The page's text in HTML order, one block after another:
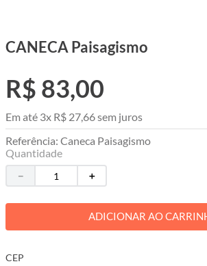
CANECA Paisagismo
R$ 83,00
Em até 3x R$ 27,66sem juros
Referência: Caneca Paisagismo
Quantidade
＋
－
ADICIONAR AO
CEP